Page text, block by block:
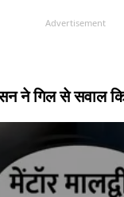
Advertisement
ने गिल से सवाल